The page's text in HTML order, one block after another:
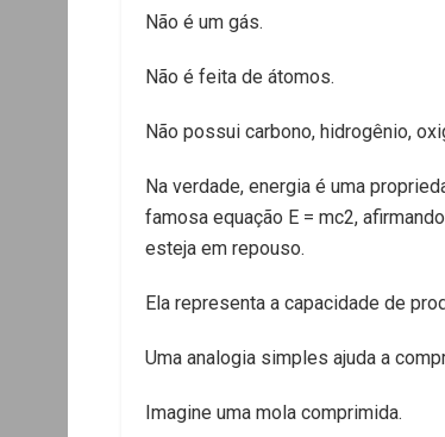
Não é um gás.
Não é feita de átomos.
Não possui carbono, hidrogênio,
Na verdade, energia é uma
famosa equação E = mc2,
esteja em repouso.
Ela representa a capacidade de
Uma analogia simples ajuda a
Imagine uma mola comprimida.